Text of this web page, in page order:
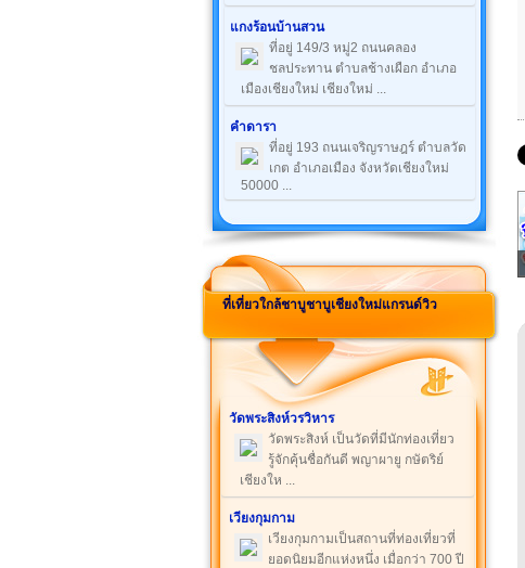
แกงร้อนบ้านสวน
ที่อยู่ 149/3 หมู่2 ถนนคลอง
ชลประทาน ตำบลช้างเผือก อำเภอ
เมืองเชียงใหม่ เชียงใหม่ ...
คำดารา
ที่อยู่ 193 ถนนเจริญราษฎร์ ตำบลวัด
เกต อำเภอเมือง จังหวัดเชียงใหม่
50000 ...
ที่เที่ยวใกล้ชาบูชาบูเชียงใหม่แกรนด์วิว
วัดพระสิงห์วรวิหาร
วัดพระสิงห์ เป็นวัดที่มีนักท่องเที่ยว
รู้จักคุ้นชื่อกันดี พญาผายู กษัตริย์
เชียงให ...
เวียงกุมกาม
เวียงกุมกามเป็นสถานที่ท่องเที่ยวที่
ยอดนิยมอีกแห่งหนึ่ง เมื่อกว่า 700 ปี